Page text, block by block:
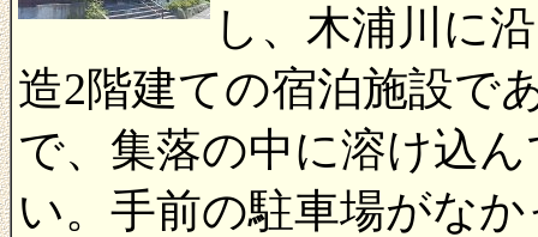
し、木浦川に
造2階建ての宿泊施設で
で、集落の中に溶け込
い。手前の駐車場がな